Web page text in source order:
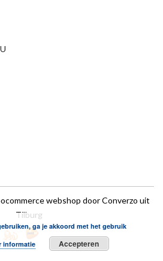
webshop door Converzo uit
Tilburg
ga je akkoord met het gebruik
informatie Accepteren